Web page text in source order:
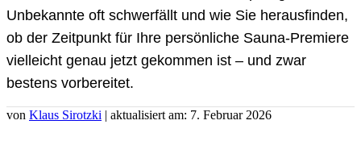
Unbekannte oft schwerfällt und wie Sie herausfinden,
ob der Zeitpunkt für Ihre persönliche Sauna-Premiere
vielleicht genau jetzt gekommen ist – und zwar
bestens vorbereitet.
von Klaus Sirotzki | aktualisiert am: 7. Februar 2026